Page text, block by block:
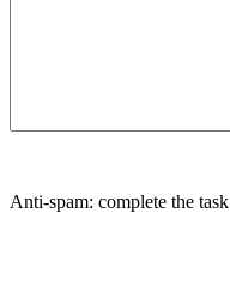
Anti-spam: complete the task